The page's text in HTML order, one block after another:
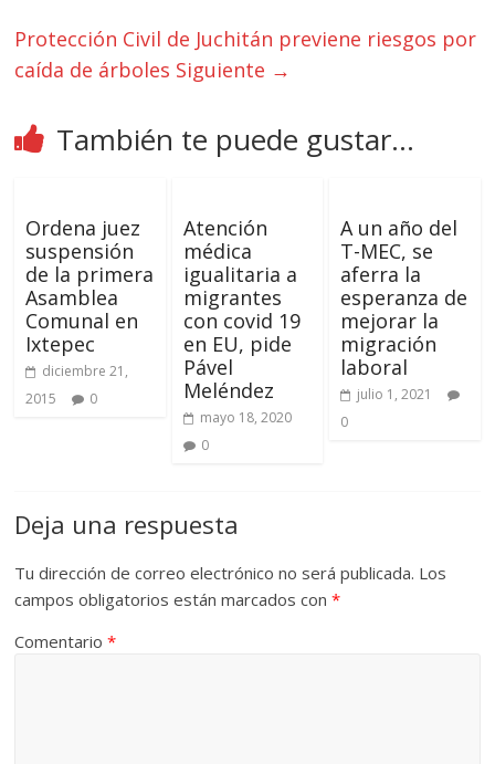
Protección Civil de Juchitán previene riesgos por
caída de árboles Siguiente →
También te puede gustar...
Ordena juez
suspensión
de la primera
Asamblea
Comunal en
Ixtepec
diciembre 21,
2015
0
Atención
médica
igualitaria a
migrantes
con covid 19
en EU, pide
Pável
Meléndez
mayo 18, 2020
0
A un año del
T-MEC, se
aferra la
esperanza de
mejorar la
migración
laboral
julio 1, 2021
0
Deja una respuesta
Tu dirección de correo electrónico no será publicada. Los
campos obligatorios están marcados con*
Comentario*